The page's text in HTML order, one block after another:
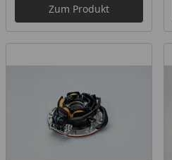
Zum Produkt